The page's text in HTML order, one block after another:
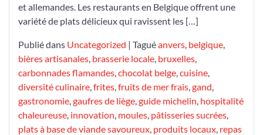
et allemandes. Les restaurants en Belgique offrent une
variété de plats délicieux qui ravissent les […]
Publié dans Uncategorized | Taguéanvers, belgique,
bières artisanales, brasserie locale, bruxelles,
carbonnades flamandes,chocolat belge,cuisine,
diversité culinaire,frites,fruits de mer frais,gand,
gastronomie,gaufres de liège,guide michelin, hospitalité
chaleureuse, innovation, moules, pâtisseries sucrées,
plats à base de viande savoureux, produits locaux, repas